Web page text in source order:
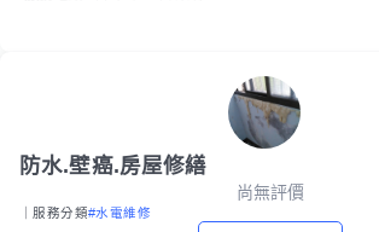
防水.壁癌.房屋修繕
尚無評價
｜服務分類#水電維修